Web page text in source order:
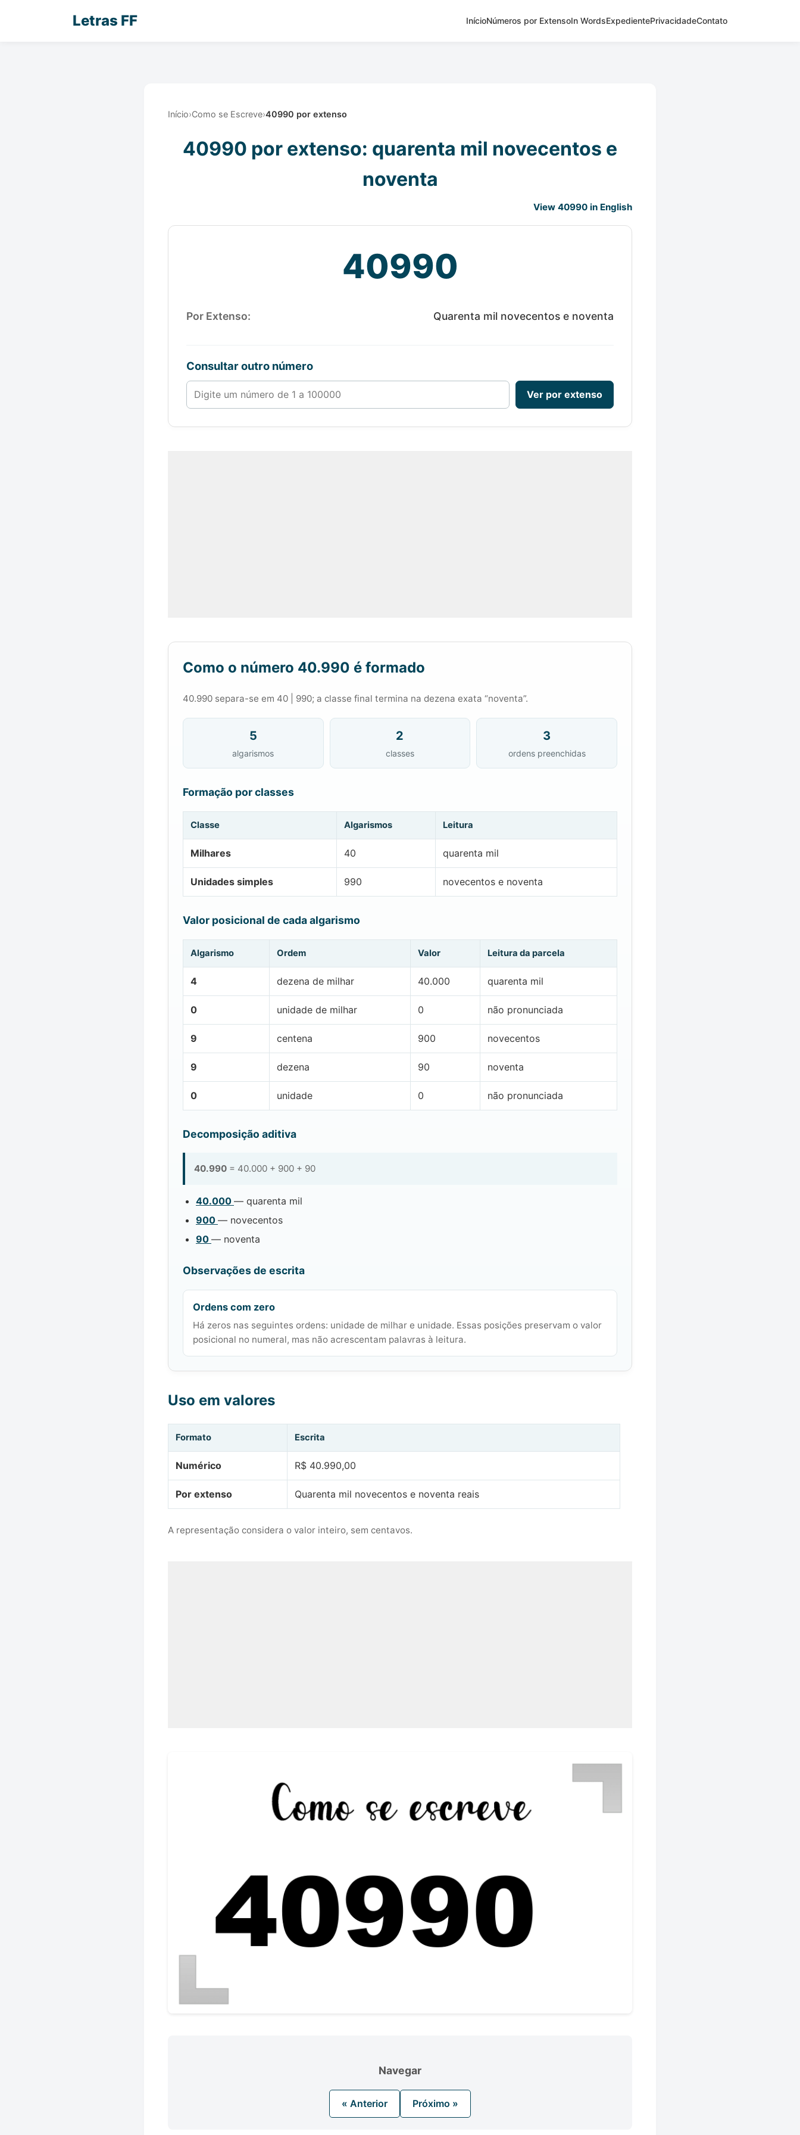
Letras FF InícioNúmeros por ExtensoIn WordsExpedientePrivacidadeContato
Início›Como se Escreve›40990 por extenso
40990 por extenso: quarenta mil novecentos e
noventa
View 40990 in English
40990
Por Extenso: Quarenta mil novecentos e noventa
Consultar outro número
Número de 1 a 100000
Ver por extenso
Como o número 40.990 é formado
40.990 separa-se em 40 | 990; a classe final termina na dezena exata “noventa”.
5
algarismos
2
classes
3
ordens preenchidas
Formação por classes
Classe Algarismos Leitura
Milhares 40 quarenta mil
Unidades simples 990 novecentos e noventa
Valor posicional de cada algarismo
Algarismo Ordem Valor Leitura da parcela
4 dezena de milhar 40.000 quarenta mil
0 unidade de milhar 0 não pronunciada
9 centena 900 novecentos
9 dezena 90 noventa
0 unidade 0 não pronunciada
Decomposição aditiva
40.990 = 40.000 + 900 + 90
40.000 — quarenta mil
900 — novecentos
90 — noventa
Observações de escrita
Ordens com zero
Há zeros nas seguintes ordens: unidade de milhar e unidade. Essas posições preservam o valor
posicional no numeral, mas não acrescentam palavras à leitura.
Uso em valores
Formato Escrita
Numérico R$ 40.990,00
Por extenso Quarenta mil novecentos e noventa reais
A representação considera o valor inteiro, sem centavos.
Navegar
« Anterior Próximo »